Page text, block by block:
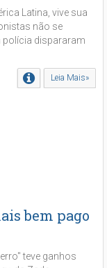
Latina, vive sua
não se
polícia dispararam
Leia Mais»
bem pago
teve ganhos